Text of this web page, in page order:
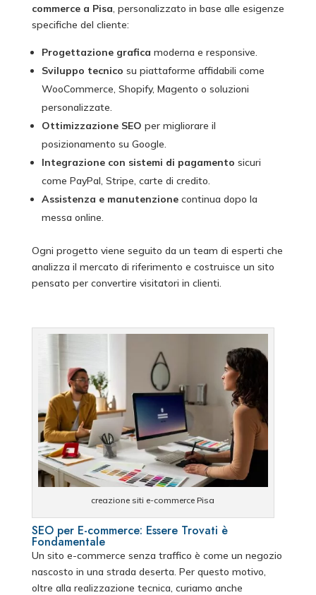
commerce a Pisa, personalizzato in base alle esigenze
specifiche del cliente:
Progettazione grafica moderna e responsive.
Sviluppo tecnico su piattaforme affidabili come
WooCommerce, Shopify, Magento o soluzioni
personalizzate.
Ottimizzazione SEO per migliorare il
posizionamento su Google.
Integrazione con sistemi di pagamento sicuri
come PayPal, Stripe, carte di credito.
Assistenza e manutenzionecontinua dopo la
messa online.
Ogni progetto viene seguito da un team di esperti che
analizza il mercato di riferimento e costruisce un sito
pensato per convertire visitatori in clienti.
creazione siti e-commerce Pisa
SEO per E-commerce: Essere Trovati è
Fondamentale
Un sito e-commerce senza traffico è come un negozio
nascosto in una strada deserta. Per questo motivo,
oltre alla realizzazione tecnica, curiamo anche